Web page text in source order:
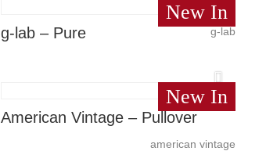
New In
g-lab – Pure g-lab
New In
American Vintage – Pullover
american vintage